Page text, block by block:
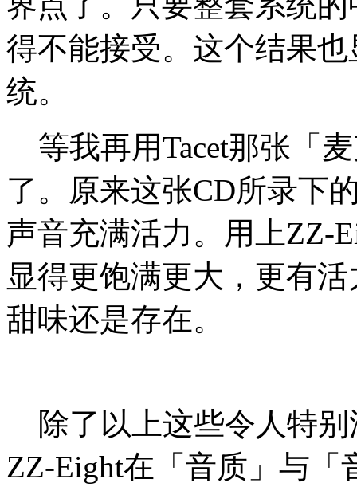
得不能接受。这个结果
统。
等我再用Tacet那张「
了。原来这张CD所录下
声音充满活力。用上ZZ-
显得更饱满更大，更有
甜味还是存在。
除了以上这些令人特别
ZZ-Eight在「音质」与